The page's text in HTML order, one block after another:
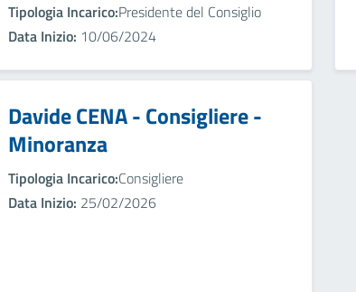
Tipologia Incarico:Presidente del Consiglio
Data Inizio: 10/06/2024
Davide CENA - Consigliere -
Minoranza
Tipologia Incarico:Consigliere
Data Inizio: 25/02/2026